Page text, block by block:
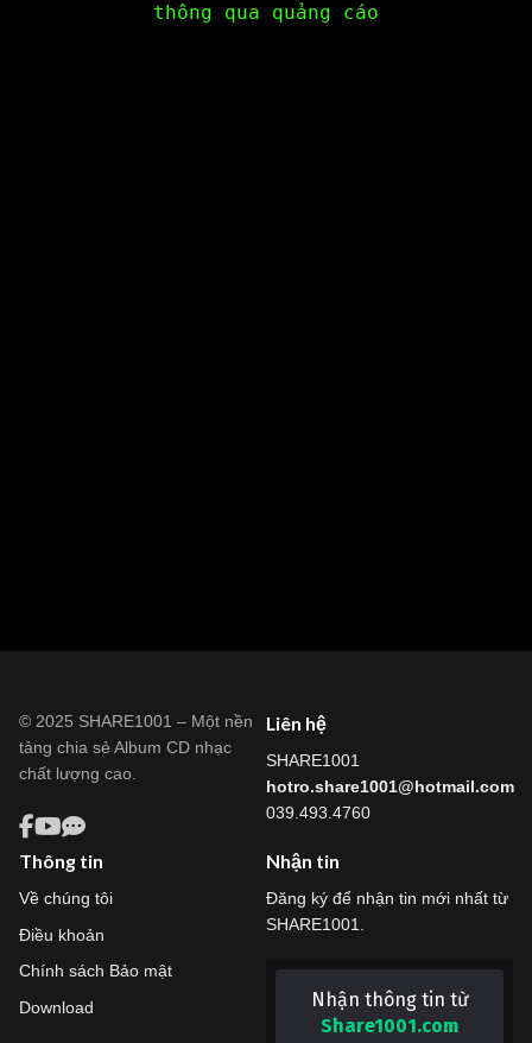
thông qua quảng cáo
© 2025 SHARE1001 – Một nền
tảng chia sẻ Album CD nhạc
chất lượng cao.
Liên hệ
SHARE1001
hotro.share1001@hotmail.com
039.493.4760
Thông tin
Về chúng tôi
Điều khoản
Chính sách Bảo mật
Download
Nhận tin
Đăng ký để nhận tin mới nhất từ
SHARE1001.
Nhận thông tin từ
Share1001.com